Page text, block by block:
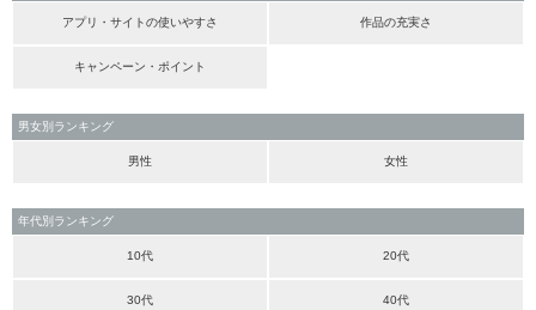
アプリ・サイトの使いやすさ 作品の充実さ
キャンペーン・ポイント
男女別ランキング
男性 女性
年代別ランキング
10代 20代
30代 40代